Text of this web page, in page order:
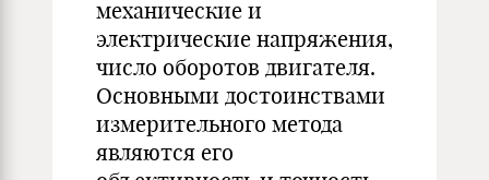
механические и
электрические напряжения,
число оборотов двигателя.
Основными достоинствами
измерительного метода
являются его